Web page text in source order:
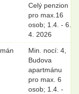
Celý penzion
pro max.16
osob; 1.4. - 6.
4. 2026
Min. nocí: 4,
Budova
apartmánu
pro max. 6
osob; 1.4. -